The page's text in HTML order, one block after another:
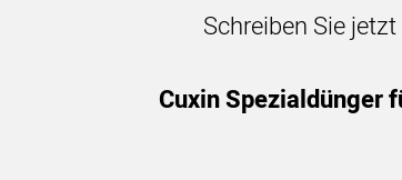
Schreiben Sie
Cuxin Spezialdünger